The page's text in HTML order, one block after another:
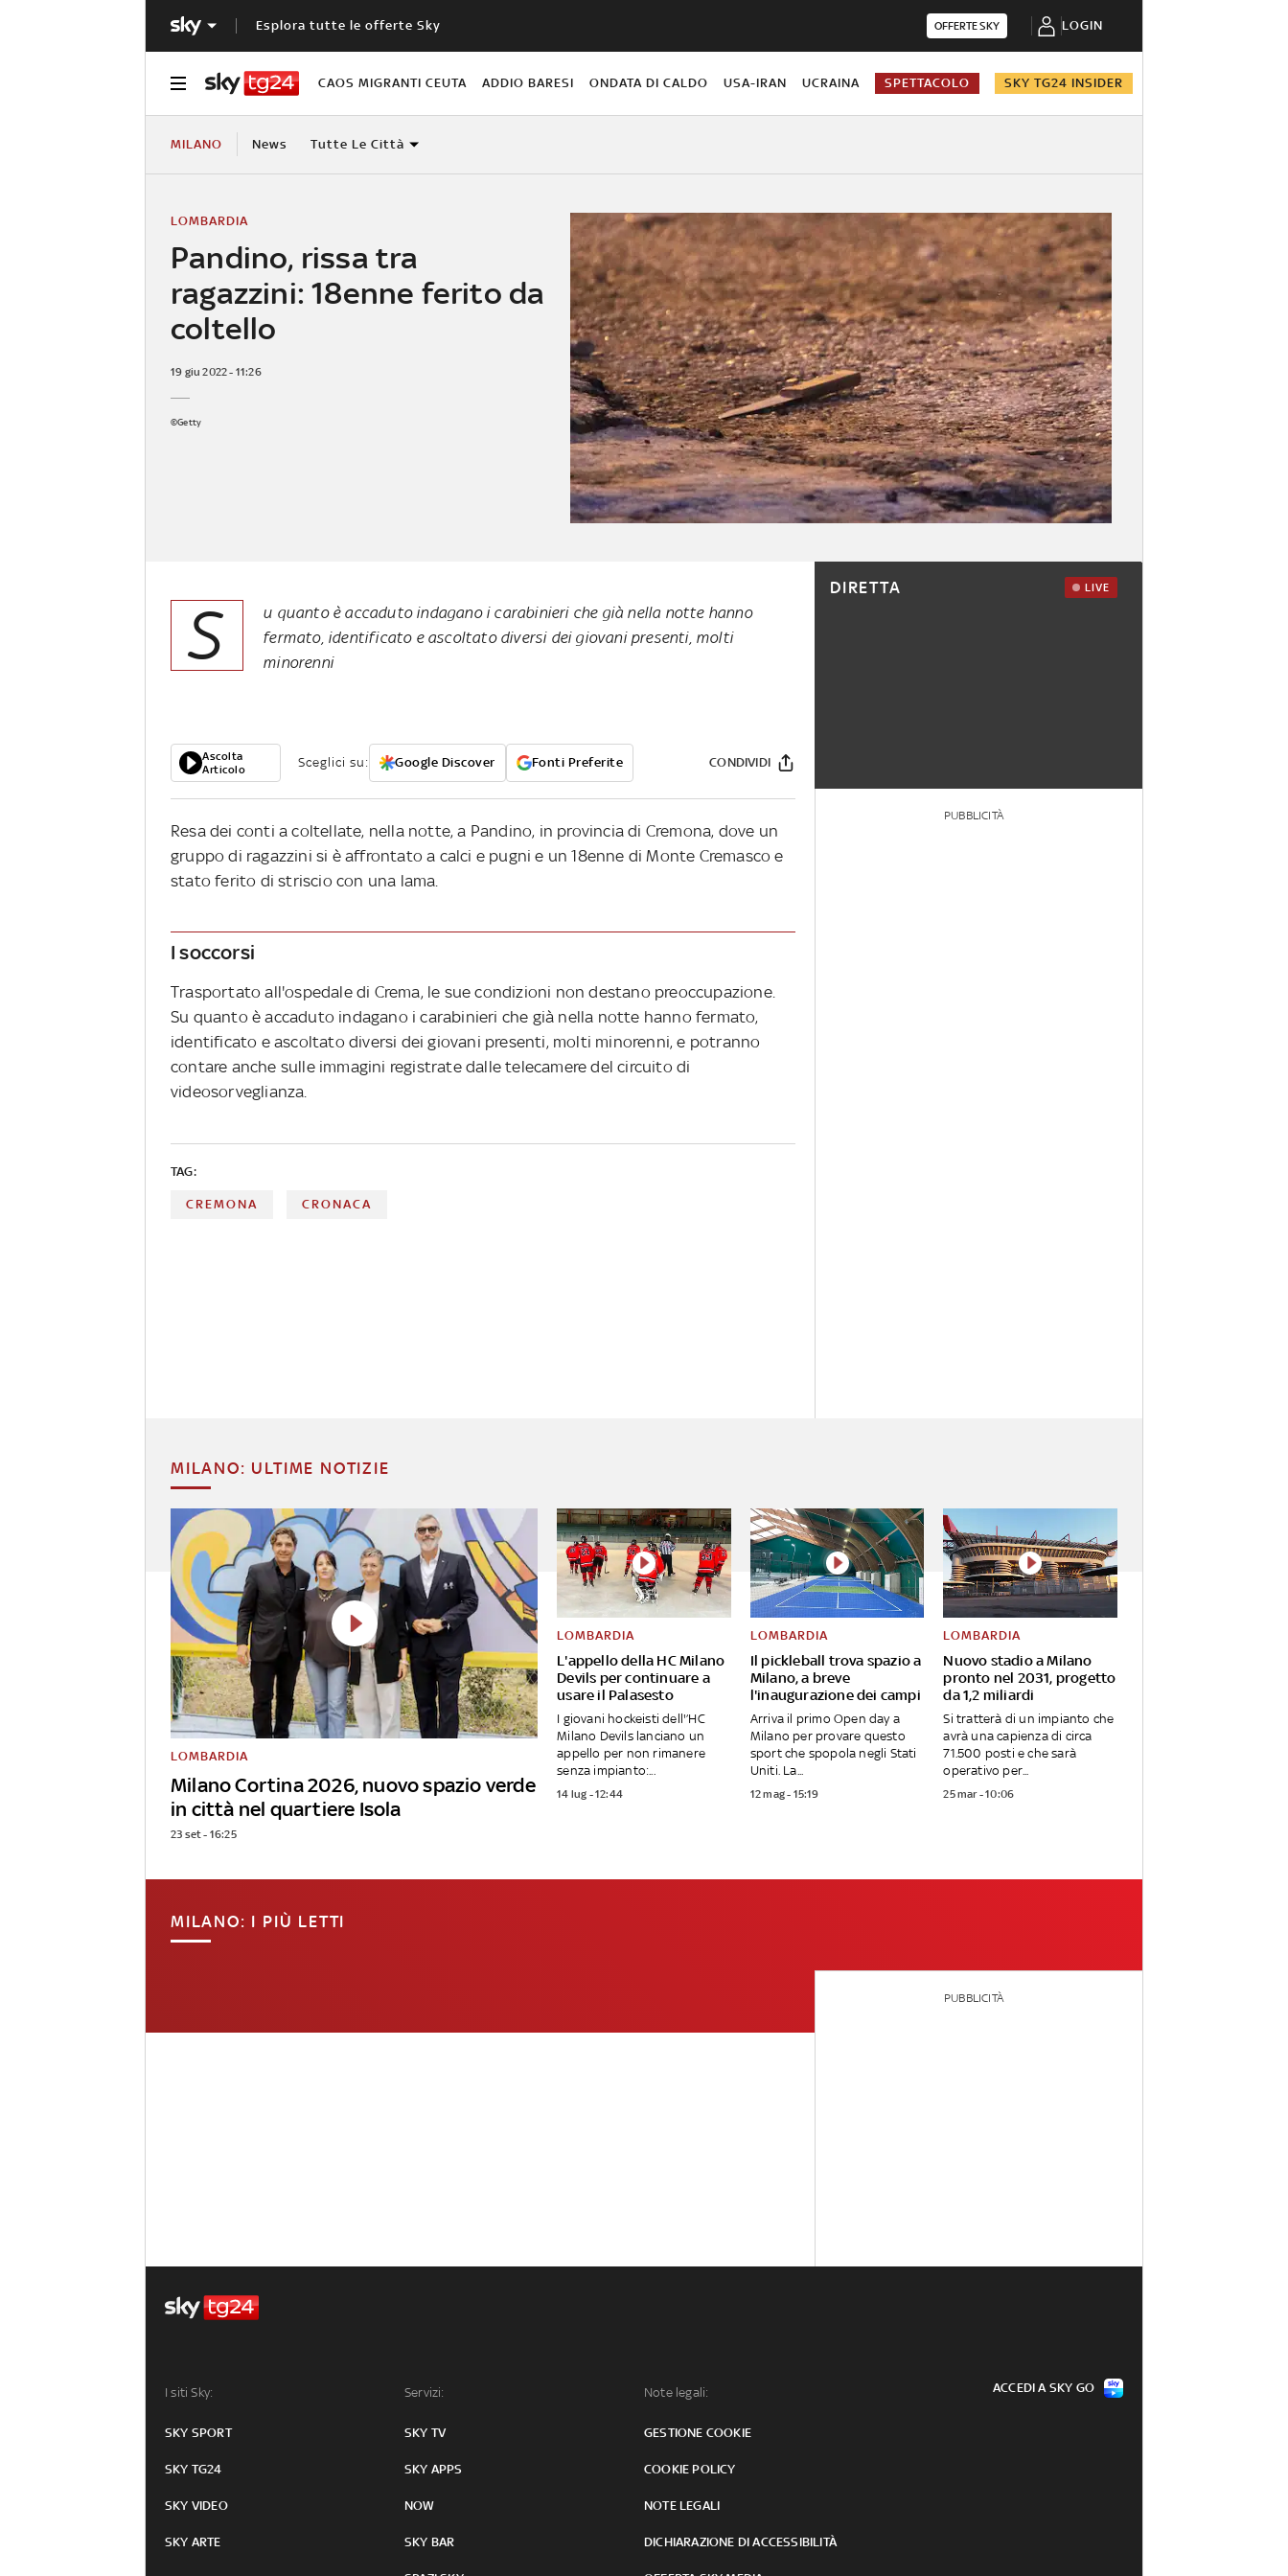
Esplora tutte le offerte Sky OFFERTE SKY LOGIN
CAOS MIGRANTI CEUTA ADDIO BARESI ONDATA DI CALDO USA-IRAN UCRAINA SPETTACOLO SKY TG24 INSIDER
MILANO News Tutte Le Città
Pandino, rissa tra
ragazzini: 18enne ferito da
coltello
LOMBARDIA
19 giu 2022 - 11:26
©Getty
S
u quanto è accaduto indagano i carabinieri che già nella notte hanno
fermato, identificato e ascoltato diversi dei giovani presenti, molti
minorenni
Ascolta
Articolo
Sceglici su: Google Discover Fonti Preferite CONDIVIDI
Resa dei conti a coltellate, nella notte, a Pandino, in provincia di Cremona, dove un
gruppo di ragazzini si è affrontato a calci e pugni e un 18enne di Monte Cremasco e
stato ferito di striscio con una lama.
I soccorsi
Trasportato all'ospedale di Crema, le sue condizioni non destano preoccupazione.
Su quanto è accaduto indagano i carabinieri che già nella notte hanno fermato,
identificato e ascoltato diversi dei giovani presenti, molti minorenni, e potranno
contare anche sulle immagini registrate dalle telecamere del circuito di
videosorveglianza.
TAG:
CREMONA CRONACA
DIRETTA LIVE
PUBBLICITÀ
MILANO: ULTIME NOTIZIE
Milano Cortina 2026, nuovo spazio verde
in città nel quartiere Isola
LOMBARDIA
23 set - 16:25
L'appello della HC Milano
Devils per continuare a
usare il Palasesto
LOMBARDIA
I giovani hockeisti dell'’HC
Milano Devils lanciano un
appello per non rimanere
senza impianto:...
14 lug - 12:44
Il pickleball trova spazio a
Milano, a breve
l'inaugurazione dei campi
LOMBARDIA
Arriva il primo Open day a
Milano per provare questo
sport che spopola negli Stati
Uniti. La...
12 mag - 15:19
Nuovo stadio a Milano
pronto nel 2031, progetto
da 1,2 miliardi
LOMBARDIA
Si tratterà di un impianto che
avrà una capienza di circa
71.500 posti e che sarà
operativo per...
25 mar - 10:06
MILANO: I PIÙ LETTI
PUBBLICITÀ
I siti Sky:
SKY SPORT
SKY TG24
SKY VIDEO
SKY ARTE
Servizi:
SKY TV
SKY APPS
NOW
SKY BAR
Note legali:
GESTIONE COOKIE
COOKIE POLICY
NOTE LEGALI
DICHIARAZIONE DI ACCESSIBILITÀ
ACCEDI A SKY GO